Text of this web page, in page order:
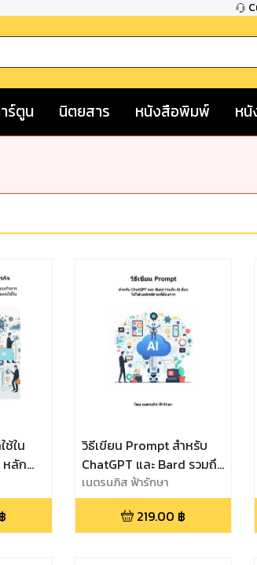
ร์ตูน นิตยสาร หนังสือพิมพ์ หนั
ช้ใน
หลัก
อง
ธุรกิจ
ผนใช้
฿
วิธีเขียน Prompt สำหรับ
ChatGPT และ Bard รวมถึง
AI อื่นๆ ให้ได้ผลลัพธ์ตามที่
ต้องการ
เนตรนภิส ฟ้ารักษา
219.00 ฿